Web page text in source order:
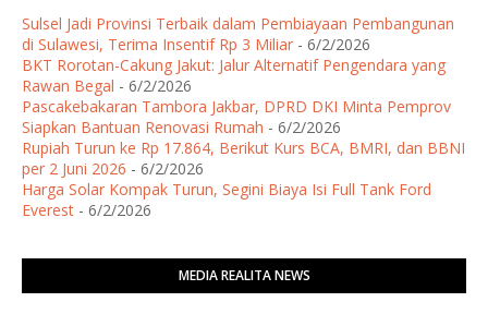
Sulsel Jadi Provinsi Terbaik dalam Pembiayaan Pembangunan
di Sulawesi, Terima Insentif Rp 3 Miliar - 6/2/2026
BKT Rorotan-Cakung Jakut: Jalur Alternatif Pengendara yang
Rawan Begal - 6/2/2026
Pascakebakaran Tambora Jakbar, DPRD DKI Minta Pemprov
Siapkan Bantuan Renovasi Rumah - 6/2/2026
Rupiah Turun ke Rp 17.864, Berikut Kurs BCA, BMRI, dan BBNI
per 2 Juni 2026 - 6/2/2026
Harga Solar Kompak Turun, Segini Biaya Isi Full Tank Ford
Everest - 6/2/2026
MEDIA REALITA NEWS